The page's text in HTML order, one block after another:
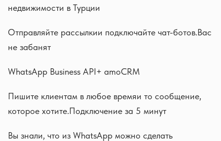
недвижимости в Турции
Отправляйте рассылкии подключайте чат-ботов.Вас
не забанят
WhatsApp Business API+ amoCRM
Пишите клиентам в любое времяи то сообщение,
которое хотите.Подключение за 5 минут
Вы знали, что из WhatsApp можно сделать